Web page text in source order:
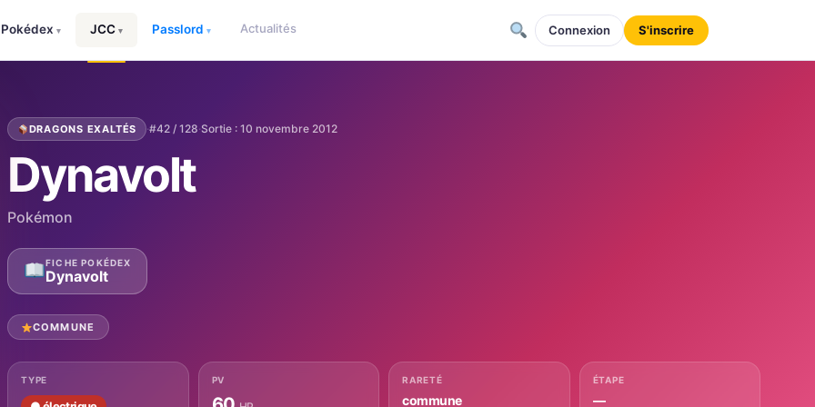
Pokédex ▾ JCC ▾ Passlord ▾ Actualités Connexion S'inscrire
DRAGONS EXALTÉS ·#42 / 128·Sortie : 10 novembre 2012
Dynavolt
Pokémon
FICHE POKÉDEX
Dynavolt
COMMUNE
TYPE PV RARETÉ
commune
ÉTAPE
—